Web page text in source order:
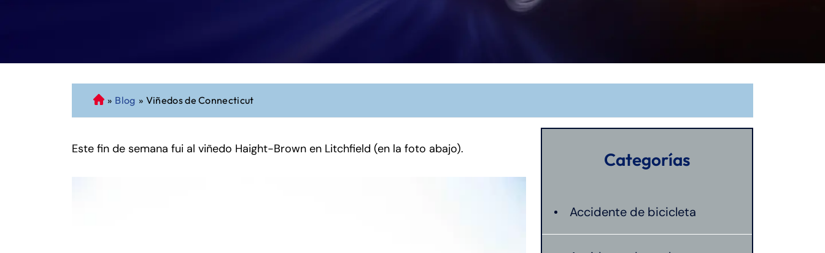
A
b
g
» Blog » Viñedos de Connecticut
Este fin de semana fui al viñedo Haight-Brown en Litchfield (en la foto abajo). Categorías
Accidente de bicicleta